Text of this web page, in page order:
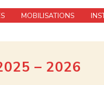
MOBILISATIONS
– 2026